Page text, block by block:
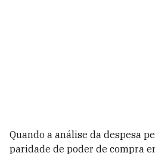
Quando a análise da despesa
paridade de poder de compra